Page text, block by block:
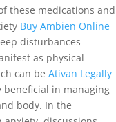
these medications and
Buy Ambien Online
disturbances
as physical
can be Ativan Legally
beneficial in managing
body. In the